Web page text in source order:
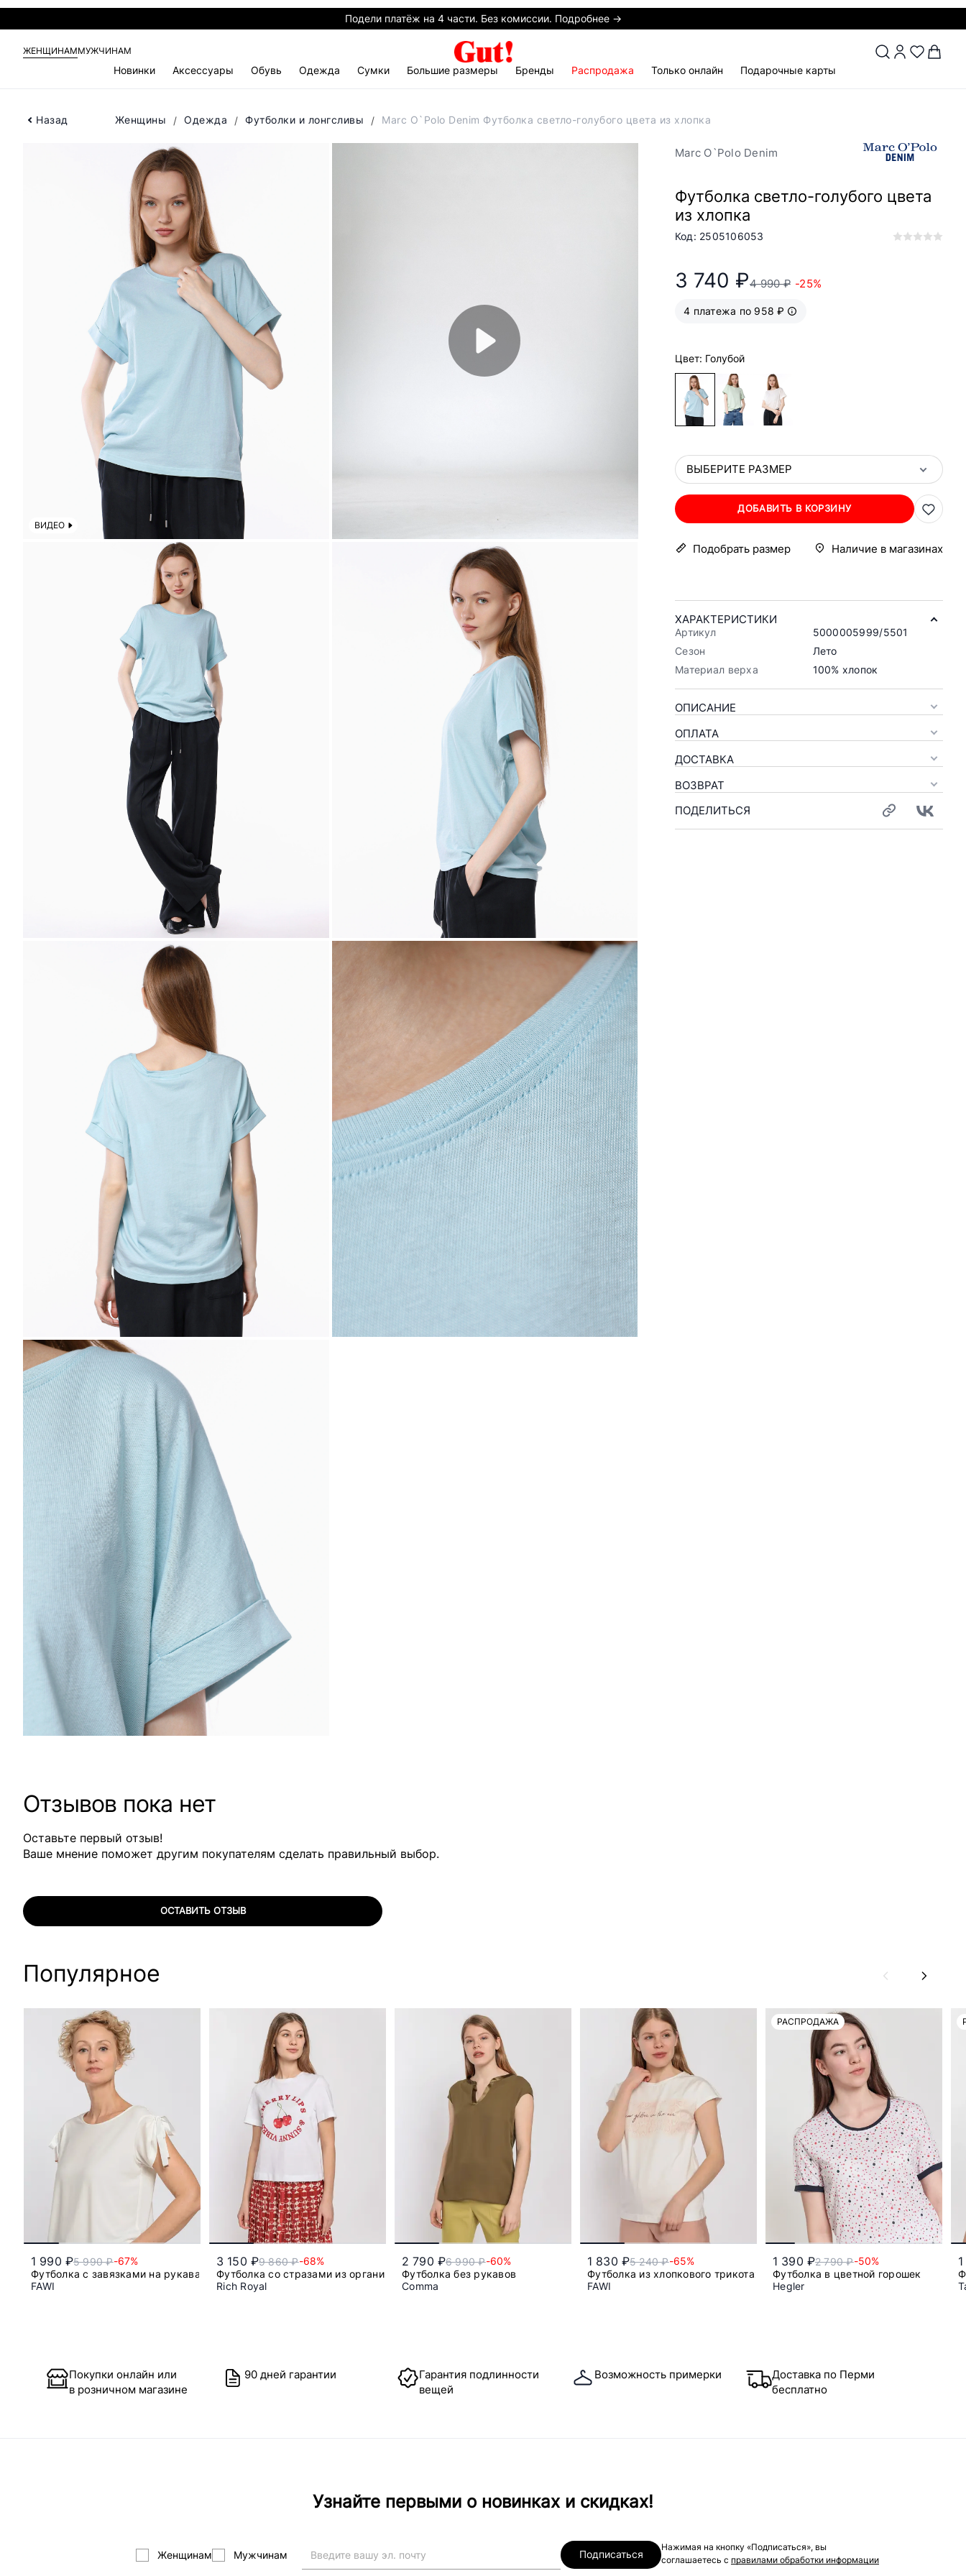
Подели платёж на 4 части. Без комиссии. Подробнее →
ЖЕНЩИНАММУЖЧИНАМ
Новинки Аксессуары Обувь Одежда Сумки Большие размеры Бренды Распродажа Только онлайн Подарочные карты
Назад Женщины Одежда Футболки и лонгсливы Marc O`Polo Denim Футболка светло-голубого цвета из хлопка
ВИДЕО
Marc O`Polo Denim
Футболка светло-голубого цвета
из хлопка
Код: 2505106053
3 740 ₽4 990 ₽ -25%
4 платежа по 958 ₽
Цвет: Голубой
ВЫБЕРИТЕ РАЗМЕР
ДОБАВИТЬ В КОРЗИНУ
Подобрать размер Наличие в магазинах
ХАРАКТЕРИСТИКИ
Артикул
5000005999/5501
Сезон
Лето
Материал верха
100% хлопок
ОПИСАНИЕ
ОПЛАТА
ДОСТАВКА
ВОЗВРАТ
ПОДЕЛИТЬСЯ
Отзывов пока нет
Оставьте первый отзыв!
Ваше мнение поможет другим покупателям сделать правильный выбор.
ОСТАВИТЬ ОТЗЫВ
Популярное
1 990 ₽5 990 ₽-67%
Футболка с завязками на рукавах
FAWI
3 150 ₽9 860 ₽-68%
Футболка со стразами из органического хлопка
Rich Royal
2 790 ₽6 990 ₽-60%
Футболка без рукавов
Comma
1 830 ₽5 240 ₽-65%
Футболка из хлопкового трикотажа
FAWI
РАСПРОДАЖА
1 390 ₽2 790 ₽-50%
Футболка в цветной горошек
Hegler
Покупки онлайн или
в розничном магазине
90 дней гарантии
Гарантия подлинности
вещей
Возможность примерки
Доставка по Перми
бесплатно
Узнайте первыми о новинках и скидках!
Женщинам Мужчинам Подписаться
Нажимая на кнопку «Подписаться», вы
соглашаетесь с правилами обработки информации